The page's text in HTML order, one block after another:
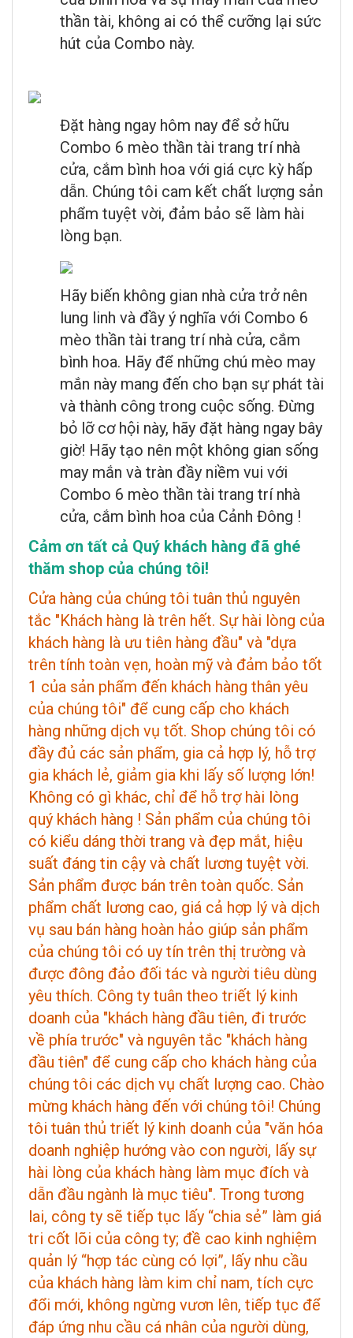
thần tài, không ai có thể cưỡng lại sức
hút của Combo này.
Đặt hàng ngay hôm nay để sở hữu
Combo 6 mèo thần tài trang trí nhà
cửa, cắm bình hoa với giá cực kỳ hấp
dẫn. Chúng tôi cam kết chất lượng sản
phẩm tuyệt vời, đảm bảo sẽ làm hài
lòng bạn.
Hãy biến không gian nhà cửa trở nên
lung linh và đầy ý nghĩa với Combo 6
mèo thần tài trang trí nhà cửa, cắm
bình hoa. Hãy để những chú mèo may
mắn này mang đến cho bạn sự phát tài
và thành công trong cuộc sống. Đừng
bỏ lỡ cơ hội này, hãy đặt hàng ngay bây
giờ! Hãy tạo nên một không gian sống
may mắn và tràn đầy niềm vui với
Combo 6 mèo thần tài trang trí nhà
cửa, cắm bình hoa của Cảnh Đông !
Cảm ơn tất cả Quý khách hàng đã ghé
thăm shop của chúng tôi!
Cửa hàng của chúng tôi tuân thủ nguyên
tắc "Khách hàng là trên hết. Sự hài lòng của
khách hàng là ưu tiên hàng đầu" và "dựa
trên tính toàn vẹn, hoàn mỹ và đảm bảo tốt
1 của sản phẩm đến khách hàng thân yêu
của chúng tôi" để cung cấp cho khách
hàng những dịch vụ tốt. Shop chúng tôi có
đầy đủ các sản phẩm, gia cả hợp lý, hỗ trợ
gia khách lẻ, giảm gia khi lấy số lượng lớn!
Không có gì khác, chỉ để hỗ trợ hài lòng
quý khách hàng ! Sản phẩm của chúng tôi
có kiểu dáng thời trang và đẹp mắt, hiệu
suất đáng tin cậy và chất lương tuyệt vời.
Sản phẩm được bán trên toàn quốc. Sản
phẩm chất lương cao, giá cả hợp lý và dịch
vụ sau bán hàng hoàn hảo giúp sản phẩm
của chúng tôi có uy tín trên thị trường và
được đông đảo đối tác và người tiêu dùng
yêu thích. Công ty tuân theo triết lý kinh
doanh của "khách hàng đầu tiên, đi trước
về phía trước" và nguyên tắc "khách hàng
đầu tiên" để cung cấp cho khách hàng của
chúng tôi các dịch vụ chất lượng cao. Chào
mừng khách hàng đến với chúng tôi! Chúng
tôi tuân thủ triết lý kinh doanh của "văn hóa
doanh nghiệp hướng vào con người, lấy sự
hài lòng của khách hàng làm mục đích và
dẫn đầu ngành là mục tiêu". Trong tương
lai, công ty sẽ tiếp tục lấy “chia sẻ” làm giá
tri cốt lõi của công ty; đề cao kinh nghiệm
quản lý “hợp tác cùng có lợi”, lấy nhu cầu
của khách hàng làm kim chỉ nam, tích cực
đổi mới, không ngừng vươn lên, tiếp tục để
đáp ứng nhu cầu cá nhân của người dùng,